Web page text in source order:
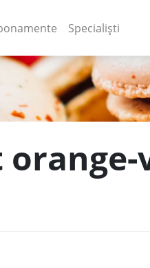
Specialiști